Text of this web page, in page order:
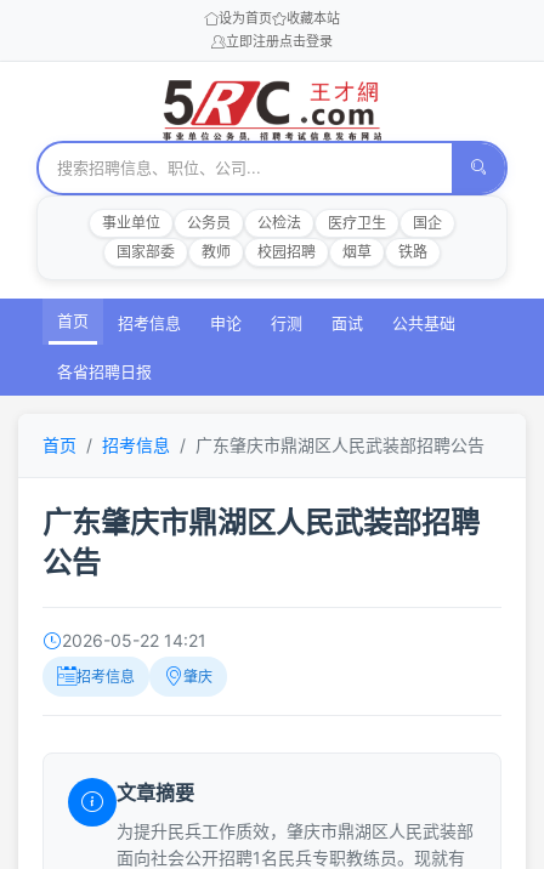
设为首页
收藏本站
立即注册点击登录
事业单位 公务员 公检法 医疗卫生
国企
国家部委
教师 校园招聘 烟草 铁路
首页 招考信息 申论 行测 面试 公共基础
各省招聘日报
首页 招考信息 广东肇庆市鼎湖区人民武装部招聘公告
广东肇庆市鼎湖区人民武装部招聘
公告
2026-05-22 14:21
招考信息 肇庆
文章摘要
为提升民兵工作质效，肇庆市鼎湖区人民武装部
面向社会公开招聘1名民兵专职教练员。现就有